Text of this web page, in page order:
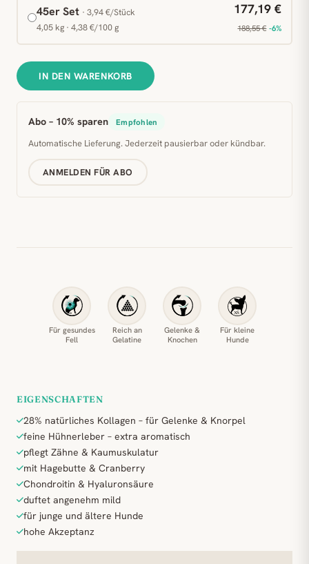
45er Set · 3,94 €/Stück
4,05 kg · 4,38 €/100 g
177,19 €
188,55 € -6%
IN DEN WARENKORB
Abo – 10% sparen Empfohlen
Automatische Lieferung. Jederzeit pausierbar oder kündbar.
ANMELDEN FÜR ABO
Für gesundes
Fell
Reich an
Gelatine
Gelenke &
Knochen
Für kleine
Hunde
EIGENSCHAFTEN
28% natürliches Kollagen – für Gelenke & Knorpel
feine Hühnerleber – extra aromatisch
pflegt Zähne & Kaumuskulatur
mit Hagebutte & Cranberry
Chondroitin & Hyaluronsäure
duftet angenehm mild
für junge und ältere Hunde
hohe Akzeptanz